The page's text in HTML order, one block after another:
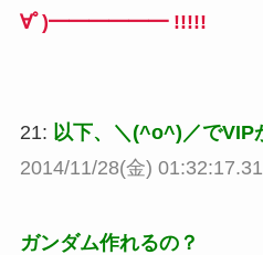
∀ﾟ)━━━━━━ !!!!!
21: 以下、＼(^o^)／でVIP
2014/11/28(金)
ガンダム作れるの？